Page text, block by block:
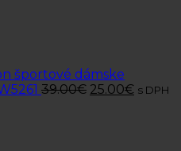
športové dámske
39.00€ 25.00€ s DPH